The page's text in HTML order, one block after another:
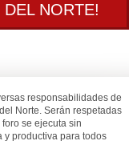
NORTE!
responsabilidades de
Norte. Serán respetadas
se ejecuta sin
y productiva para todos